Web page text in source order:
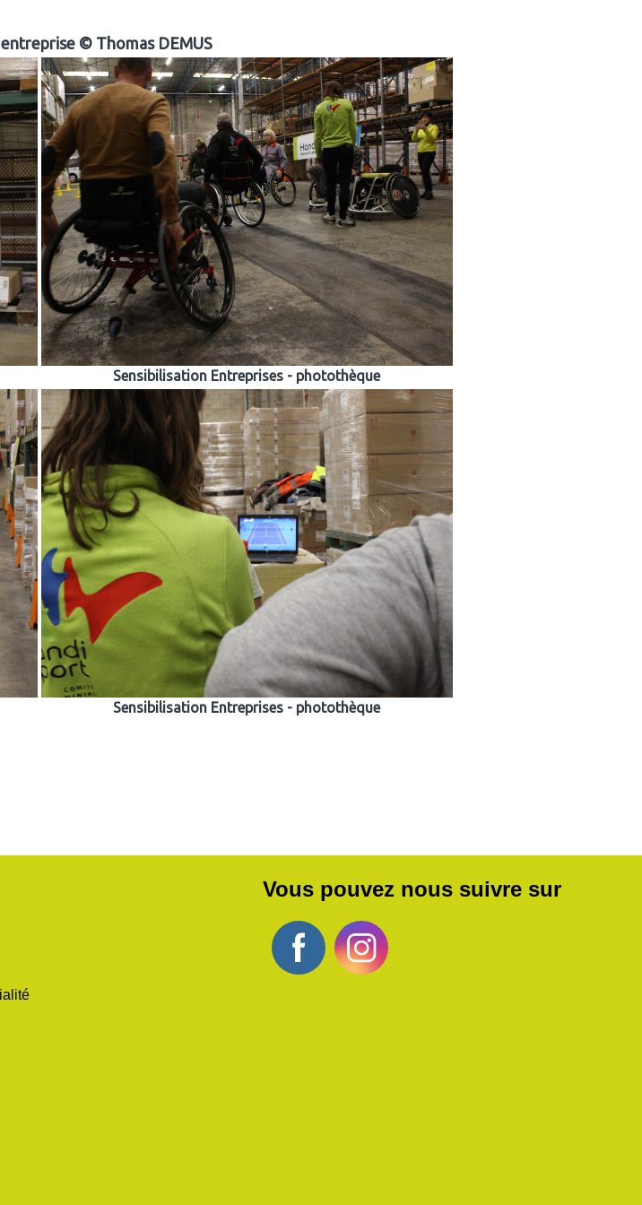
© Thomas DEMUS
Sensibilisation Entreprises - photothèque
Sensibilisation Entreprises - photothèque
Vous pouvez nous suivre sur